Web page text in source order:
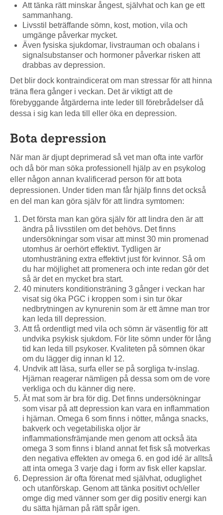
Att tänka rätt minskar ångest, självhat och kan ge ett
sammanhang.
Livsstil beträffande sömn, kost, motion, vila och
umgänge påverkar mycket.
Även fysiska sjukdomar, livstrauman och obalans i
signalsubstanser och hormoner påverkar risken att
drabbas av depression.
Det blir dock kontraindicerat om man stressar för att hinna
träna flera gånger i veckan. Det är viktigt att de
förebyggande åtgärderna inte leder till förebrådelser då
dessa i sig kan leda till eller öka en depression.
Bota depression
När man är djupt deprimerad så vet man ofta inte varför
och då bör man söka professionell hjälp av en psykolog
eller någon annan kvalificerad person för att bota
depressionen. Under tiden man får hjälp finns det också
en del man kan göra själv för att lindra symtomen:
Det första man kan göra själv för att lindra den är att
ändra på livsstilen om det behövs. Det finns
undersökningar som visar att minst 30 min promenad
utomhus är oerhört effektivt. Tydligen är
utomhusträning extra effektivt just för kvinnor. Så om
du har möjlighet att promenera och inte redan gör det
så är det en mycket bra start.
40 minuters konditionsträning 3 gånger i veckan har
visat sig öka PGC i kroppen som i sin tur ökar
nedbrytningen av kynurenin som är ett ämne man tror
kan leda till depression.
Att få ordentligt med vila och sömn är väsentlig för att
undvika psykisk sjukdom. För lite sömn under för lång
tid kan leda till psykoser. Kvaliteten på sömnen ökar
om du lägger dig innan kl 12.
Undvik att läsa, surfa eller se på sorgliga tv-inslag.
Hjärnan reagerar nämligen på dessa som om de vore
verkliga och du känner dig nere.
Ät mat som är bra för dig. Det finns undersökningar
som visar på att depression kan vara en inflammation
i hjärnan. Omega 6 som finns i nötter, många snacks,
bakverk och vegetabiliska oljor är
inflammationsfrämjande men genom att också äta
omega 3 som finns i bland annat fet fisk så motverkas
den negativa effekten av omega 6. en god idé är alltså
att inta omega 3 varje dag i form av fisk eller kapslar.
Depression är ofta förenat med självhat, oduglighet
och utanförskap. Genom att tänka positivt och/eller
omge dig med vänner som ger dig positiv energi kan
du sätta hjärnan på rätt spår igen.